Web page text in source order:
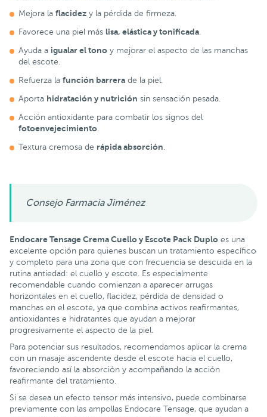
Mejora la flacidez y la pérdida de firmeza.
Favorece una piel más lisa, elástica y tonificada
Ayuda a igualar el tono y mejorar el aspecto de las manchas
del escote.
Refuerza la función barrera de la piel.
Aporta hidratación y nutrición sin sensación pesada.
Acción antioxidante para combatir los signos del
fotoenvejecimiento
Textura cremosa de rápida absorción
Consejo Farmacia Jiménez
Endocare Tensage Crema Cuello y Escote Pack Duplo es una
excelente opción para quienes buscan un tratamiento específico
y completo para una zona que con frecuencia se descuida en la
rutina antiedad: el cuello y escote. Es especialmente
recomendable cuando comienzan a aparecer arrugas
horizontales en el cuello, flacidez, pérdida de densidad o
manchas en el escote, ya que combina activos reafirmantes,
antioxidantes e hidratantes que ayudan a mejorar
progresivamente el aspecto de la piel.
Para potenciar sus resultados, recomendamos aplicar la crema
con un masaje ascendente desde el escote hacia el cuello,
favoreciendo así la absorción y acompañando la acción
reafirmante del tratamiento.
Si se desea un efecto tensor más intensivo, puede combinarse
previamente con las ampollas Endocare Tensage, que ayudan a